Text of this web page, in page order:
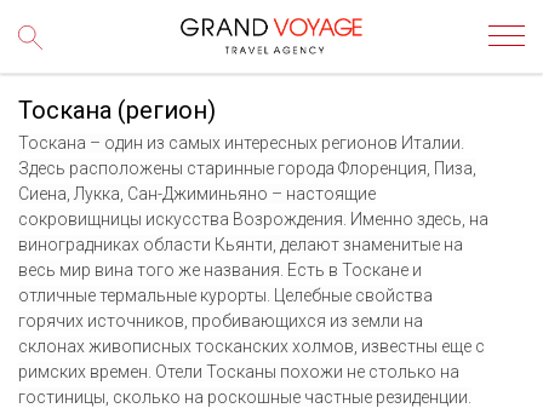
Тоскана (регион)
Тоскана – один из самых интересных регионов Италии.
Здесь расположены старинные города Флоренция, Пиза,
Сиена, Лукка, Сан-Джиминьяно – настоящие
сокровищницы искусства Возрождения. Именно здесь, на
виноградниках области Кьянти, делают знаменитые на
весь мир вина того же названия. Есть в Тоскане и
отличные термальные курорты. Целебные свойства
горячих источников, пробивающихся из земли на
склонах живописных тосканских холмов, известны еще с
римских времен. Отели Тосканы похожи не столько на
гостиницы, сколько на роскошные частные резиденции.